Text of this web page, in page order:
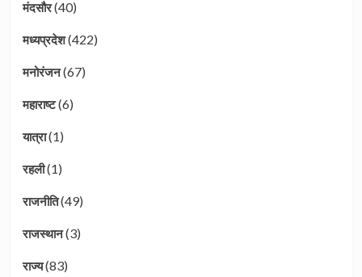
मंदसौर(40)
मध्यप्रदेश(422)
मनोरंजन(67)
महाराष्ट(6)
यात्रा(1)
रहली(1)
राजनीति(49)
राजस्थान(3)
राज्य(83)